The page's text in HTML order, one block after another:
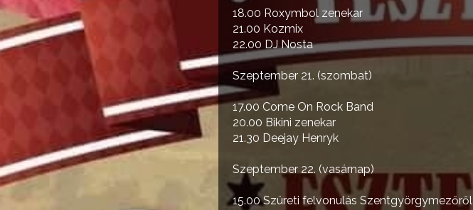
18.00 Roxymbol zenekar
21.00 Kozmix
22.00 DJ Nosta
Szeptember 21. (szombat)
17.00 Come On Rock Band
20.00 Bikini zenekar
21.30 Deejay Henryk
Szeptember 22. (vasárnap)
15.00 Szüreti felvonulás Szentgyörgymezőről